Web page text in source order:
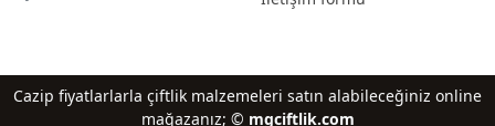
Cazip fiyatlarlarla çiftlik malzemeleri satın alabileceğiniz online
mağazanız; © mgciftlik.com